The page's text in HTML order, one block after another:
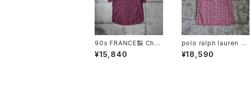
90s FRANCE製 Chris
tian Dior Checkered
S/S Shirt
¥15,840
polo ralph lauren o
pen collar gingham
check shirt
¥18,590